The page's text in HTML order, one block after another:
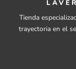
Tienda
trayectoria en el